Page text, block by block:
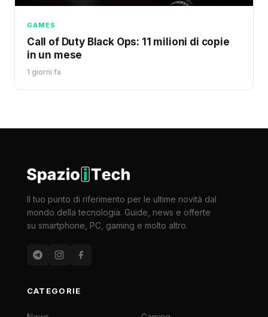
GAMES
Call of Duty Black Ops: 11 milioni di copie
in un mese
1 giorni fa
Il tuo punto di riferimento per le ultime novità dal
mondo della tecnologia. Guide, news e offerte
su smartphone, PC, gaming e molto altro.
CATEGORIE